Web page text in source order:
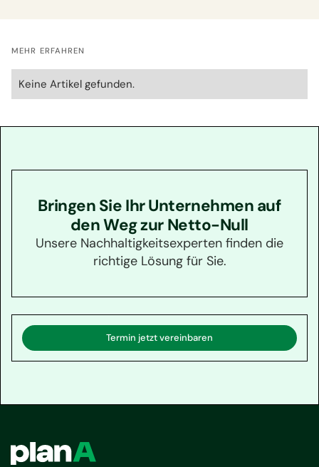
MEHR ERFAHREN
Keine Artikel gefunden.
Bringen Sie Ihr Unternehmen auf
den Weg zur Netto-Null
Unsere Nachhaltigkeitsexperten finden die
richtige Lösung für Sie.
Termin jetzt vereinbaren